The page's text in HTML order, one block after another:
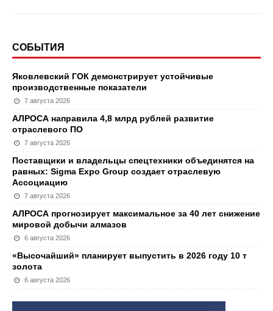
СОБЫТИЯ
Яковлевский ГОК демонстрирует устойчивые
производственные показатели
7 августа 2026
АЛРОСА направила 4,8 млрд рублей развитие
отраслевого ПО
7 августа 2026
Поставщики и владельцы спецтехники объединятся на
равных: Sigma Expo Group создает отраслевую
Ассоциацию
7 августа 2026
АЛРОСА прогнозирует максимальное за 40 лет снижение
мировой добычи алмазов
6 августа 2026
«Высочайший» планирует выпустить в 2026 году 10 т
золота
6 августа 2026